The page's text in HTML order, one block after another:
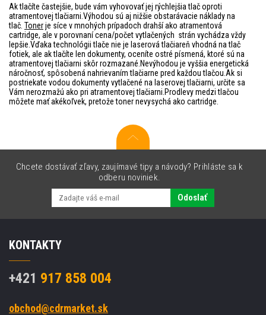
Ak tlačíte častejšie, bude vám vyhovovať jej rýchlejšia tlač oproti
atramentovej tlačiarni.Výhodou sú aj nižšie obstarávacie náklady na
tlač. Tonerje síce v mnohých prípadoch drahší ako atramentová
cartridge, ale v porovnaní cena/počet vytlačených strán vychádza vždy
lepšie.Vďaka technológii tlače nie je laserová tlačiareň vhodná na tlač
fotiek, ale ak tlačíte len dokumenty, oceníte ostré písmená, ktoré sú na
atramentovej tlačiarni skôr rozmazané.Nevýhodou je vyššia energetická
náročnosť, spôsobená nahrievaním tlačiarne pred každou tlačou.Ak si
postriekate vodou dokumenty vytlačené na laserovej tlačiarni, určite sa
Vám nerozmažú ako pri atramentovej tlačiarni.Prodlevy medzi tlačou
môžete mať akékoľvek, pretože toner nevysychá ako cartridge.
Chcete dostávať zľavy, zaujímavé tipy a návody? Prihláste sa k
odberu noviniek.
Odoslať
KONTAKTY
+421 917 858 004
obchod@cdrmarket.sk